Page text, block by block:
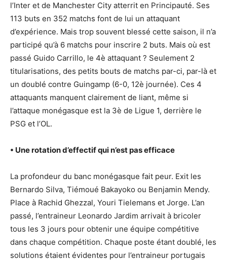
l’Inter et de Manchester City atterrit en Principauté. Ses
113 buts en 352 matchs font de lui un attaquant
d’expérience. Mais trop souvent blessé cette saison, il n’a
participé qu’à 6 matchs pour inscrire 2 buts. Mais où est
passé Guido Carrillo, le 4è attaquant ? Seulement 2
titularisations, des petits bouts de matchs par-ci, par-là et
un doublé contre Guingamp (6-0, 12è journée). Ces 4
attaquants manquent clairement de liant, même si
l’attaque monégasque est la 3è de Ligue 1, derrière le
PSG et l’OL.
• Une rotation d’effectif qui n’est pas efficace
La profondeur du banc monégasque fait peur. Exit les
Bernardo Silva, Tiémoué Bakayoko ou Benjamin Mendy.
Place à Rachid Ghezzal, Youri Tielemans et Jorge. L’an
passé, l’entraineur Leonardo Jardim arrivait à bricoler
tous les 3 jours pour obtenir une équipe compétitive
dans chaque compétition. Chaque poste étant doublé, les
solutions étaient évidentes pour l’entraineur portugais